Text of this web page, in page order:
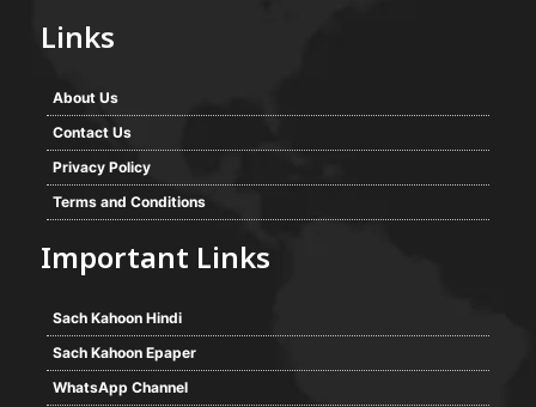
Links
About Us
Contact Us
Privacy Policy
Terms and Conditions
Important Links
Sach Kahoon Hindi
Sach Kahoon Epaper
WhatsApp Channel